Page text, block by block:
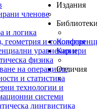
членове
и логика
геометрия и топология
уравнения и
физика
на операциите,
и статистика
технологии и
системи
лингвистика
Издания
Кариери
Отличия